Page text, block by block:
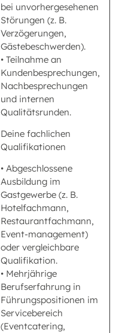
bei unvorhergesehenen
Störungen (z. B.
Verzögerungen,
Gästebeschwerden).
• Teilnahme an
Kundenbesprechungen,
Nachbesprechungen
und internen
Qualitätsrunden.
Deine fachlichen
Qualifikationen
• Abgeschlossene
Ausbildung im
Gastgewerbe (z. B.
Hotelfachmann,
Restaurantfachmann,
Event-management)
oder vergleichbare
Qualifikation.
• Mehrjährige
Berufserfahrung in
Führungspositionen im
Servicebereich
(Eventcatering,